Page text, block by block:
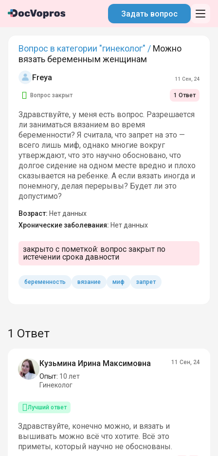
Задать вопрос
Вопрос в категории "гинеколог" / Можно
вязать беременным женщинам
Freya 11 Сен, 24
Вопрос закрыт 1 Ответ
Здравствуйте, у меня есть вопрос. Разрешается
ли заниматься вязанием во время
беременности? Я считала, что запрет на это —
всего лишь миф, однако многие вокруг
утверждают, что это научно обосновано, что
долгое сидение на одном месте вредно и плохо
сказывается на ребенке. А если вязать иногда и
понемногу, делая перерывы? Будет ли это
допустимо?
Возраст: Нет данных
Хронические заболевания: Нет данных
закрыто с пометкой: вопрос закрыт по
истечении срока давности
беременность вязание миф запрет
1 Ответ
Кузьмина Ирина Максимовна
Опыт: 10 лет
Гинеколог
11 Сен, 24
Лучший ответ
Здравствуйте, конечно можно, и вязать и
вышивать можно всё что хотите. Всё это
приметы, который научно не обоснованы.